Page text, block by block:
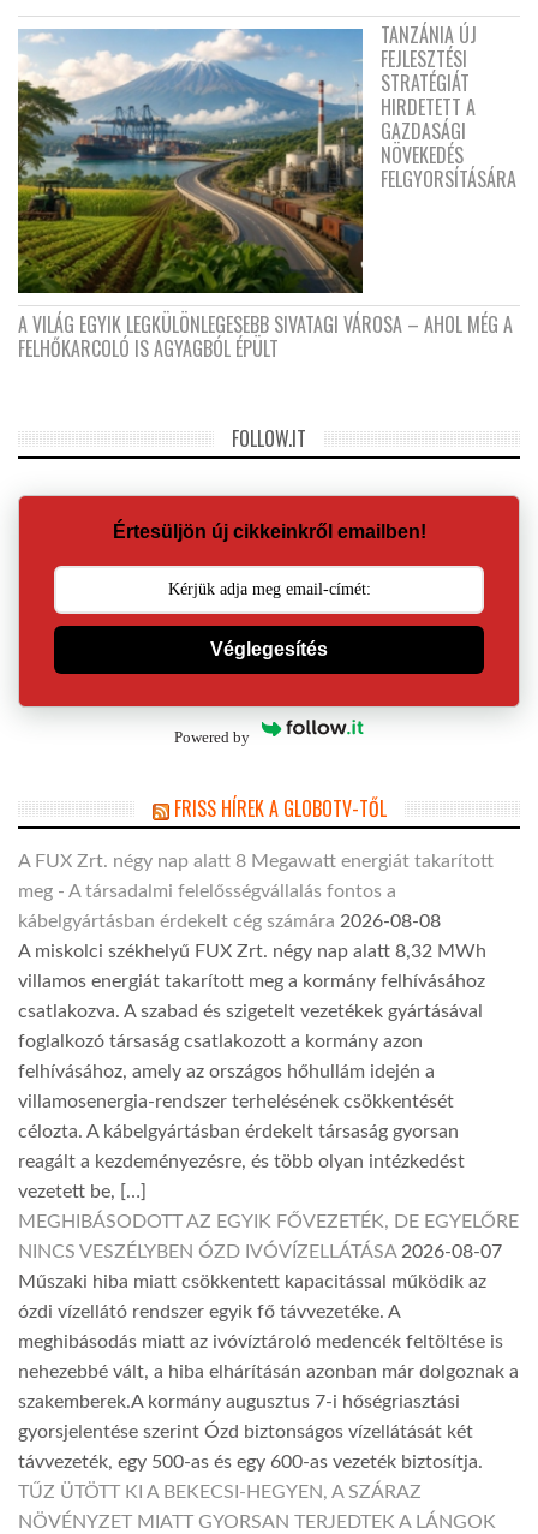
TANZÁNIA ÚJ
FEJLESZTÉSI
STRATÉGIÁT
HIRDETETT A
GAZDASÁGI
NÖVEKEDÉS
FELGYORSÍTÁSÁRA
A VILÁG EGYIK LEGKÜLÖNLEGESEBB SIVATAGI VÁROSA – AHOL MÉG A
FELHŐKARCOLÓ IS AGYAGBÓL ÉPÜLT
FOLLOW.IT
Értesüljön új cikkeinkről emailben!
Véglegesítés
Powered by
FRISS HÍREK A GLOBOTV-TŐL
A FUX Zrt. négy nap alatt 8 Megawatt energiát takarított
meg - A társadalmi felelősségvállalás fontos a
kábelgyártásban érdekelt cég számára 2026-08-08
A miskolci székhelyű FUX Zrt. négy nap alatt 8,32 MWh
villamos energiát takarított meg a kormány felhívásához
csatlakozva. A szabad és szigetelt vezetékek gyártásával
foglalkozó társaság csatlakozott a kormány azon
felhívásához, amely az országos hőhullám idején a
villamosenergia-rendszer terhelésének csökkentését
célozta. A kábelgyártásban érdekelt társaság gyorsan
reagált a kezdeményezésre, és több olyan intézkedést
vezetett be, […]
MEGHIBÁSODOTT AZ EGYIK FŐVEZETÉK, DE EGYELŐRE
NINCS VESZÉLYBEN ÓZD IVÓVÍZELLÁTÁSA 2026-08-07
Műszaki hiba miatt csökkentett kapacitással működik az
ózdi vízellátó rendszer egyik fő távvezetéke. A
meghibásodás miatt az ivóvíztároló medencék feltöltése is
nehezebbé vált, a hiba elhárításán azonban már dolgoznak a
szakemberek.A kormány augusztus 7-i hőségriasztási
gyorsjelentése szerint Ózd biztonságos vízellátását két
távvezeték, egy 500-as és egy 600-as vezeték biztosítja.
TŰZ ÜTÖTT KI A BEKECSI-HEGYEN, A SZÁRAZ
NÖVÉNYZET MIATT GYORSAN TERJEDTEK A LÁNGOK